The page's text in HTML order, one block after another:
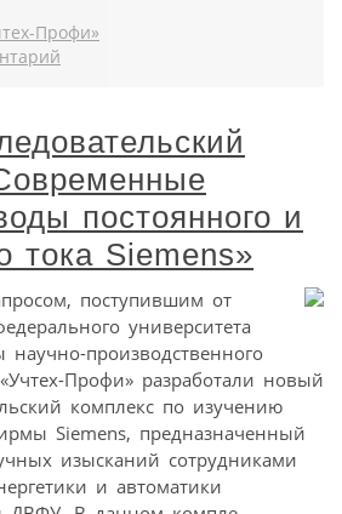
Профи»
постоянного и
тока Siemens»
поступившим от
университета
производственного
Профи» разработали новый
комплекс по изучению
Siemens, предназначенный
изысканий сотрудниками
и автоматики